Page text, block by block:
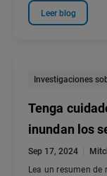
Leer blog
Investigaciones
Tenga
inundan los
Sep 17, 2024
Lea un resumen